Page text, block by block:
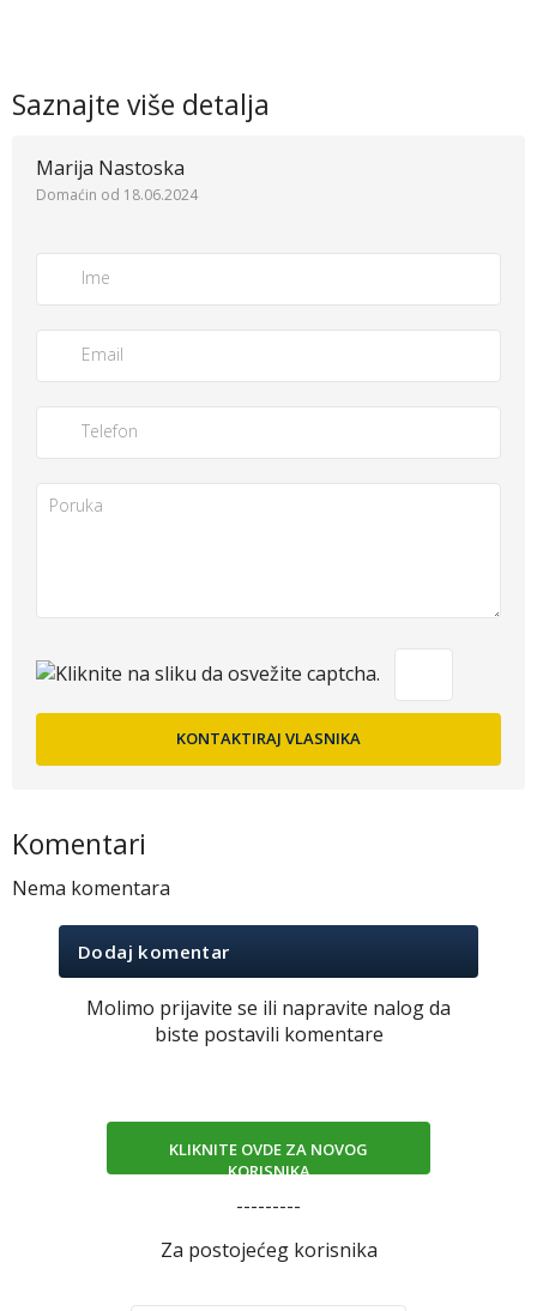
Saznajte više detalja
Marija Nastoska
Domaćin od 18.06.2024
Komentari
Nema komentara
Dodaj komentar
Molimo prijavite se ili napravite nalog da
biste postavili komentare
KLIKNITE OVDE ZA NOVOG
KORISNIKA
---------
Za postojećeg korisnika